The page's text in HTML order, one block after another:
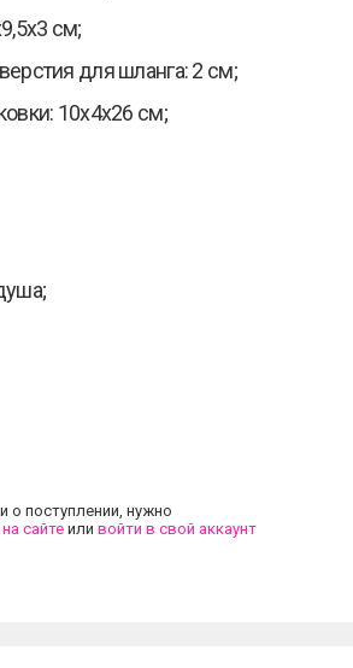
см;
для шланга: 2 см;
10х4х26 см;
о поступлении, нужно
сайте или войти в свой аккаунт